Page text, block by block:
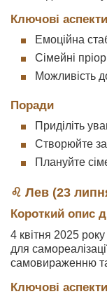
Ключові
Емоційна
Сімейні
Можливість
Поради
Приділіть
Створюйте
Плануйте
♌ Лев (23
Короткий опис
4 квітня 2025
для
самовираженню
Ключові